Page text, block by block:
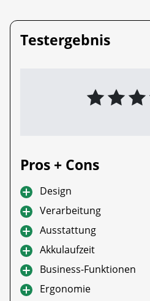
Testergebnis
Pros + Cons
Design
Verarbeitung
Ausstattung
Akkulaufzeit
Business-Funktionen
Ergonomie